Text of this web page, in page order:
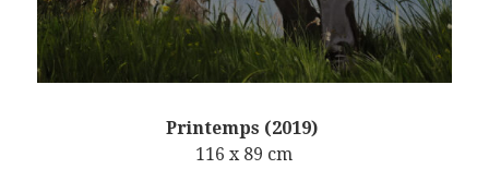
Printemps (2019)
116 x 89 cm